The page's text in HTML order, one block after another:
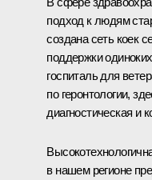
подход к людям
создана сеть коек
поддержки
госпиталь для
по геронтологии,
диагностическая
в нашем регионе